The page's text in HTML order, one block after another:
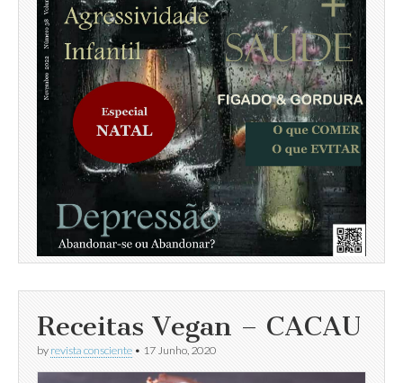
Receitas Vegan – CACAU
by revista consciente • 17 Junho, 2020